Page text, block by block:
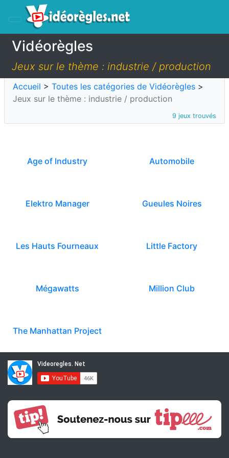
Vidéorègles
Jeux sur le thème : industrie / production
Accueil > Toutes les catégories de Vidéorègles >
Jeux sur le thème : industrie / production
9 jeux trouvés
Age of Industry Automobile
Elektro Manager Gueules Noires
Les Hauts Fourneaux Little Factory
Mégawatts Million Club
The Manhattan Project